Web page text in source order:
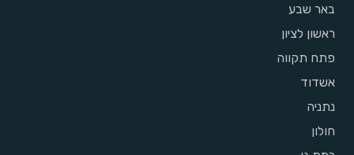
באר שבע
ראשון לציון
פתח תקווה
אשדוד
נתניה
חולון